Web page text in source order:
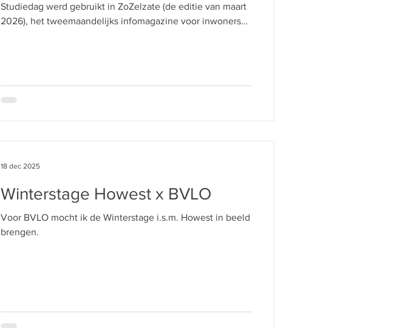
Studiedag werd gebruikt in ZoZelzate (de editie van maart
2026), het tweemaandelijks infomagazine voor inwoners
Winterstage Howest x BVLO
Voor BVLO mocht ik de Winterstage i.s.m. Howest in beeld
brengen.
18 dec 2025